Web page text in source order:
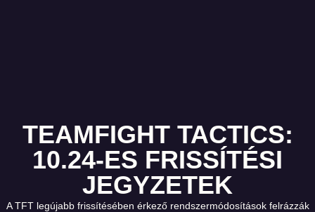
TEAMFIGHT TACTICS:
10.24-ES FRISSÍTÉSI
JEGYZETEK
A TFT legújabb frissítésében érkező rendszermódosítások felrázzák